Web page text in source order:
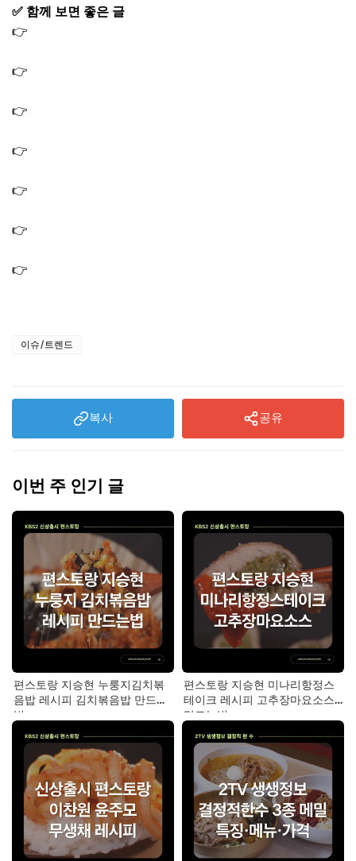
✅ 함께 보면 좋은 글
👉
👉
👉
👉
👉
👉
👉
이슈/트렌드
복사 공유
이번 주 인기 글
편스토랑 지승현 누룽지김치볶
음밥 레시피 김치볶음밥 만드는
법
편스토랑 지승현 미나리항정스
테이크 레시피 고추장마요소스
만드는법